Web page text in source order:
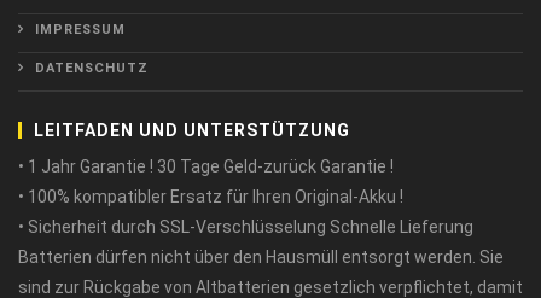
IMPRESSUM
DATENSCHUTZ
LEITFADEN UND UNTERSTÜTZUNG
• 1 Jahr Garantie ! 30 Tage Geld-zurück Garantie !
• 100% kompatibler Ersatz für Ihren Original-Akku !
• Sicherheit durch SSL-Verschlüsselung Schnelle Lieferung
Batterien dürfen nicht über den Hausmüll entsorgt werden. Sie
sind zur Rückgabe von Altbatterien gesetzlich verpflichtet, damit